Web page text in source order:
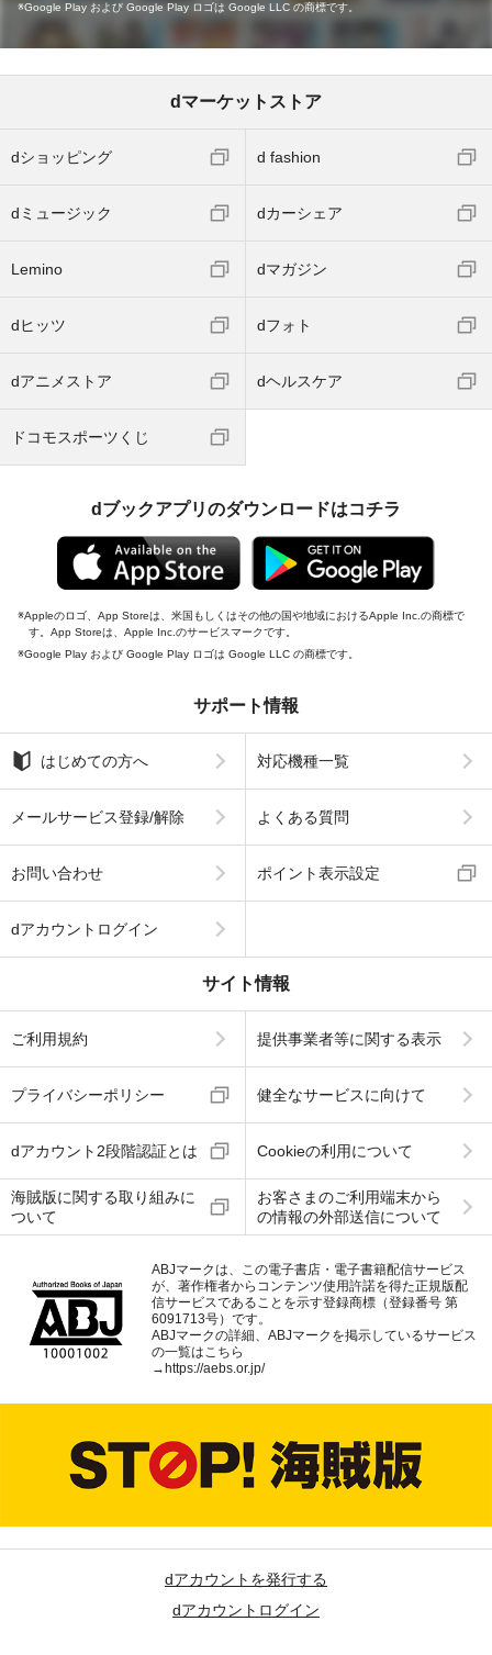
Google Play および Google Play ロゴは Google LLC の商標です。
dマーケットストア
dショッピング d fashion
dミュージック dカーシェア
Lemino dマガジン
dヒッツ dフォト
dアニメストア dヘルスケア
ドコモスポーツくじ
dブックアプリのダウンロードはコチラ
Appleのロゴ、App Storeは、米国もしくはその他の国や地域におけるApple Inc.の商標で
す。App Storeは、Apple Inc.のサービスマークです。
Google Play および Google Play ロゴは Google LLC の商標です。
サポート情報
はじめての方へ 対応機種一覧
メールサービス登録/解除 よくある質問
お問い合わせ ポイント表示設定
dアカウントログイン
サイト情報
ご利用規約 提供事業者等に関する表示
プライバシーポリシー 健全なサービスに向けて
dアカウント2段階認証とは Cookieの利用について
海賊版に関する取り組みに
ついて
お客さまのご利用端末から
の情報の外部送信について
ABJマークは、この電子書店・電子書籍配信サービス
が、著作権者からコンテンツ使用許諾を得た正規版配
信サービスであることを示す登録商標（登録番号 第
6091713号）です。
ABJマークの詳細、ABJマークを掲示しているサービス
の一覧はこちら
→ https://aebs.or.jp/
dアカウントを発行する
dアカウントログイン